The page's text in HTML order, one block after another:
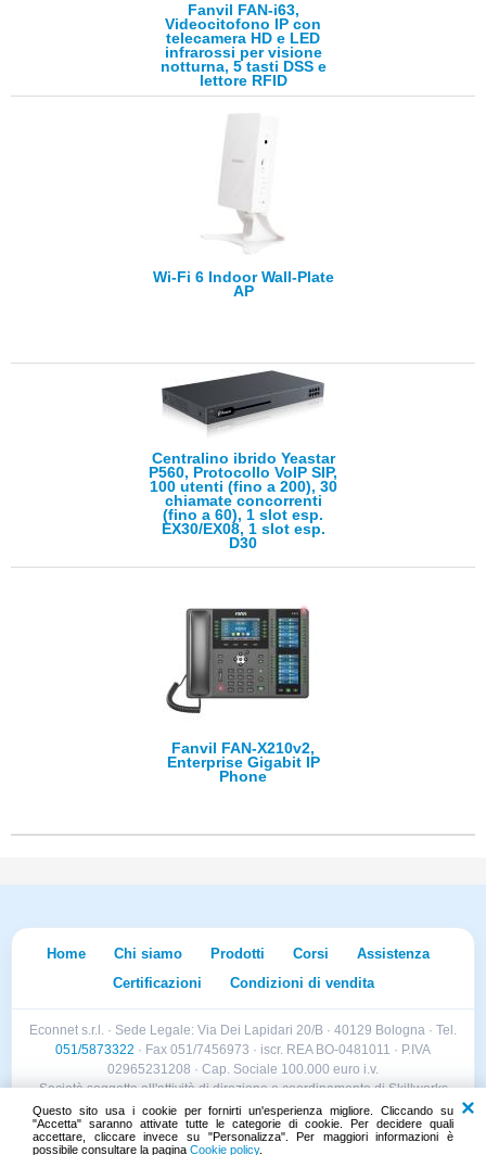
Questo sito usa i cookie per fornirti un'esperienza migliore. Cliccando su
"Accetta" saranno attivate tutte le categorie di cookie. Per decidere quali
accettare, cliccare invece su "Personalizza". Per maggiori informazioni è
possibile consultare la pagina Cookie policy.
Fanvil FAN-i63,
Videocitofono IP con
telecamera HD e LED
infrarossi per visione
notturna, 5 tasti DSS e
lettore RFID
Wi-Fi 6 Indoor Wall-Plate
AP
Centralino ibrido Yeastar
P560, Protocollo VoIP SIP,
100 utenti (fino a 200), 30
chiamate concorrenti
(fino a 60), 1 slot esp.
EX30/EX08, 1 slot esp.
D30
Fanvil FAN-X210v2,
Enterprise Gigabit IP
Phone
Home Chi siamo Prodotti Corsi
Assistenza
Certificazioni
Condizioni di vendita
Econnet s.r.l. · Sede Legale: Via Dei Lapidari 20/B · 40129 Bologna · Tel.
051/5873322 · Fax 051/7456973 · iscr. REA BO-0481011 · P.IVA
02965231208 · Cap. Sociale 100.000 euro i.v.
Società soggetta all'attività di direzione e coordinamento di Skillworks
Holding s.r.l. · Sede Legale: Via Vittorio Emanuele II 28 · Roncadelle (BS)
- C.F. 04151440981